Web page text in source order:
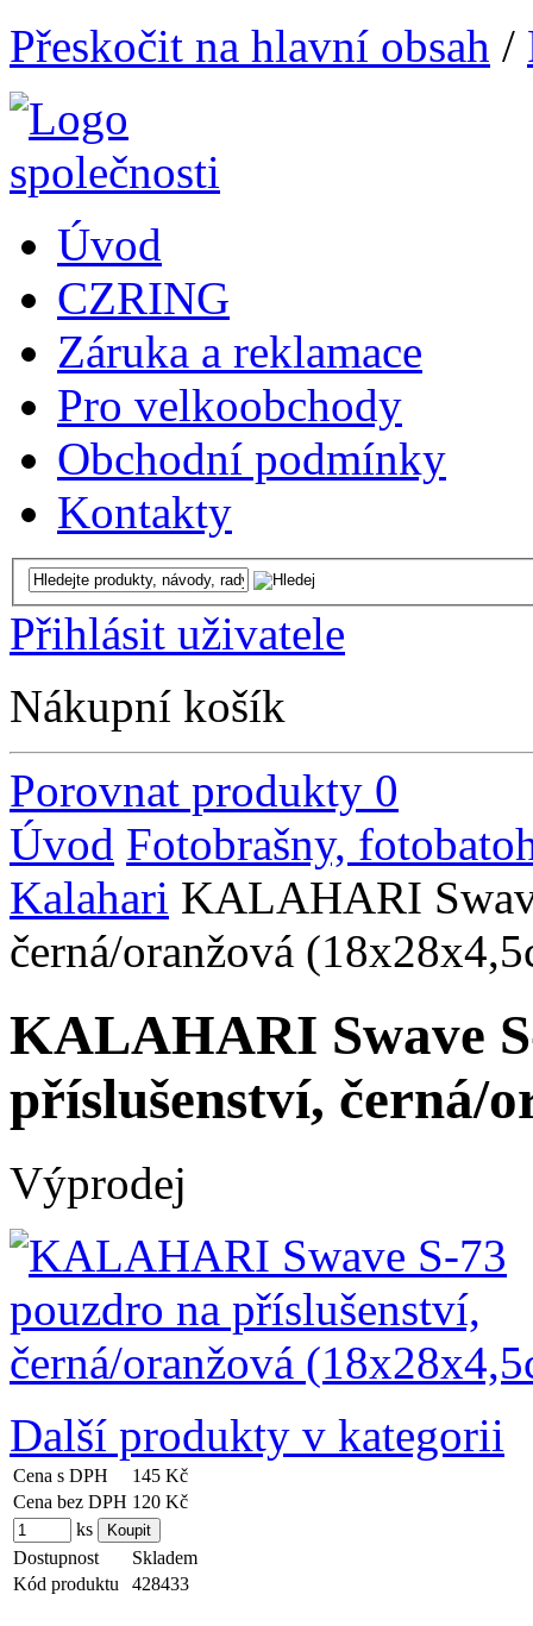
Přeskočit na hlavní obsah /
Úvod
CZRING
Záruka a reklamace
Pro velkoobchody
Obchodní podmínky
Kontakty
Přihlásit uživatele
Nákupní košík
Porovnat produkty 0
Úvod Fotobrašny,
Kalahari KALAHARI
černá/oranžová
KALAHARI Swave
příslušenství, černá/
Výprodej
Další produkty v kategorii
Cena s DPH
145 Kč
Cena bez DPH 120 Kč
ks
Dostupnost
Skladem
Kód produktu
428433